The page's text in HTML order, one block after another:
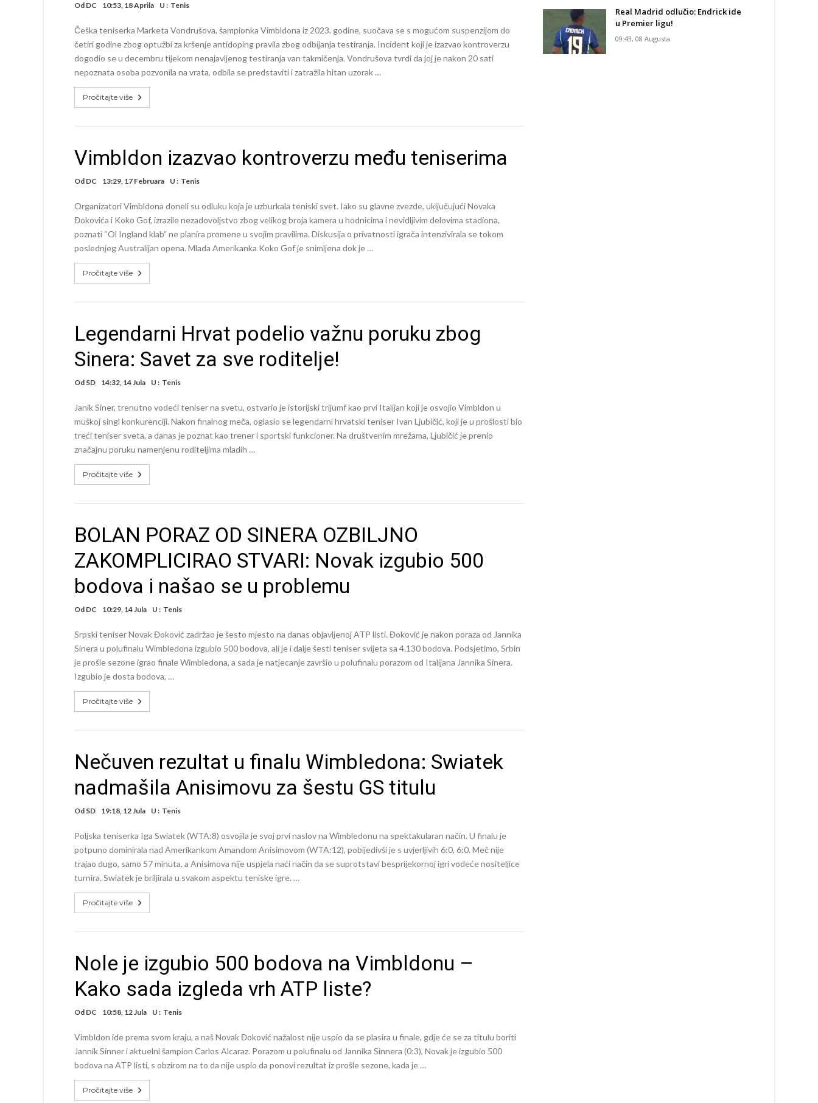
Od DC 10:53, 18 Aprila U : Tenis
Češka teniserka Marketa Vondrušova, šampionka Vimbldona iz 2023. godine, suočava se s mogućom suspenzijom do
četiri godine zbog optužbi za kršenje antidoping pravila zbog odbijanja testiranja. Incident koji je izazvao kontroverzu
dogodio se u decembru tijekom nenajavljenog testiranja van takmičenja. Vondrušova tvrdi da joj je nakon 20 sati
nepoznata osoba pozvonila na vrata, odbila se predstaviti i zatražila hitan uzorak …
Pročitajte više
Vimbldon izazvao kontroverzu među teniserima
Od DC 13:29, 17 Februara U : Tenis
Organizatori Vimbldona doneli su odluku koja je uzburkala teniski svet. Iako su glavne zvezde, uključujući Novaka
Đokovića i Koko Gof, izrazile nezadovoljstvo zbog velikog broja kamera u hodnicima i nevidljivim delovima stadiona,
poznati “Ol Ingland klab” ne planira promene u svojim pravilima. Diskusija o privatnosti igrača intenzivirala se tokom
poslednjeg Australijan opena. Mlada Amerikanka Koko Gof je snimljena dok je …
Pročitajte više
Legendarni Hrvat podelio važnu poruku zbog
Sinera: Savet za sve roditelje!
Od SD 14:32, 14 Jula U : Tenis
Janik Siner, trenutno vodeći teniser na svetu, ostvario je istorijski trijumf kao prvi Italijan koji je osvojio Vimbldon u
muškoj singl konkurenciji. Nakon finalnog meča, oglasio se legendarni hrvatski teniser Ivan Ljubičić, koji je u prošlosti bio
treći teniser sveta, a danas je poznat kao trener i sportski funkcioner. Na društvenim mrežama, Ljubičić je prenio
značajnu poruku namenjenu roditeljima mladih …
Pročitajte više
BOLAN PORAZ OD SINERA OZBILJNO
ZAKOMPLICIRAO STVARI: Novak izgubio 500
bodova i našao se u problemu
Od DC 10:29, 14 Jula U : Tenis
Srpski teniser Novak Đoković zadržao je šesto mjesto na danas objavljenoj ATP listi. Đoković je nakon poraza od Jannika
Sinera u polufinalu Wimbledona izgubio 500 bodova, ali je i dalje šesti teniser svijeta sa 4.130 bodova. Podsjetimo, Srbin
je prošle sezone igrao finale Wimbledona, a sada je natjecanje završio u polufinalu porazom od Italijana Jannika Sinera.
Izgubio je dosta bodova, …
Pročitajte više
Nečuven rezultat u finalu Wimbledona: Swiatek
nadmašila Anisimovu za šestu GS titulu
Od SD 19:18, 12 Jula U : Tenis
Poljska teniserka Iga Swiatek (WTA:8) osvojila je svoj prvi naslov na Wimbledonu na spektakularan način. U finalu je
potpuno dominirala nad Amerikankom Amandom Anisimovom (WTA:12), pobijedivši je s uvjerljivih 6:0, 6:0. Meč nije
trajao dugo, samo 57 minuta, a Anisimova nije uspjela naći način da se suprotstavi besprijekornoj igri vodeće nositeljice
turnira. Swiatek je briljirala u svakom aspektu teniske igre. …
Pročitajte više
Nole je izgubio 500 bodova na Vimbldonu –
Kako sada izgleda vrh ATP liste?
Od DC 10:58, 12 Jula U : Tenis
Vimbldon ide prema svom kraju, a naš Novak Đoković nažalost nije uspio da se plasira u finale, gdje će se za titulu boriti
Jannik Sinner i aktuelni šampion Carlos Alcaraz. Porazom u polufinalu od Jannika Sinnera (0:3), Novak je izgubio 500
bodova na ATP listi, s obzirom na to da nije uspio da ponovi rezultat iz prošle sezone, kada je …
Pročitajte više
Real Madrid odlučio: Endrick ide
u Premier ligu!
09:43, 08 Augusta